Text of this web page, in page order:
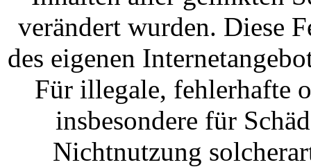
verändert wurden. Diese
des eigenen
Für illegale, fehlerhafte
insbesondere für
Nichtnutzung